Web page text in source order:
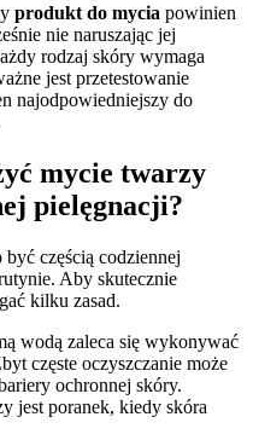
produkt do mycia powinien
nie naruszając jej
rodzaj skóry wymaga
jest przetestowanie
najodpowiedniejszy do
mycie twarzy
pielęgnacji?
częścią codziennej
Aby skutecznie
kilku zasad.
wodą zaleca się wykonywać
częste oczyszczanie może
ochronnej skóry.
jest poranek, kiedy skóra